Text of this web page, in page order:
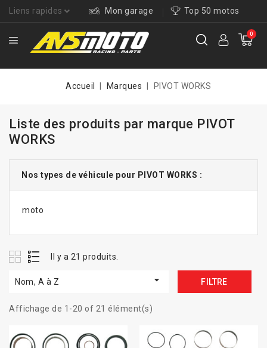
Liens rapides Mon garage Top 50 motos
0
Accueil Marques PIVOT WORKS
Liste des produits par marque PIVOT
WORKS
Nos types de véhicule pour PIVOT WORKS :
moto
Il y a 21 produits.
Nom, A à Z  FILTRE
Affichage de 1-20 of 21 élément(s)